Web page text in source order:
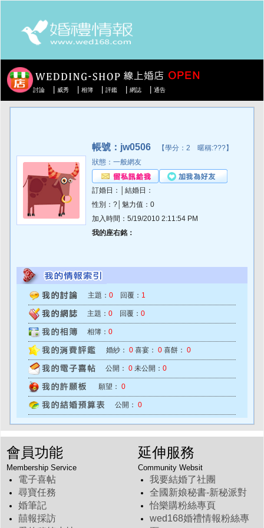
討論 威秀 相簿 評鑑 網誌 通告
帳號：jw0506 【學分：2 暱稱:???】
狀態：一般網友
訂婚日：│結婚日：
性別：?│魅力值：0
加入時間：5/19/2010 2:11:54 PM
我的座右銘：
主題： 0 回覆： 1
主題： 0 回覆： 0
相簿： 0
婚紗： 0 喜宴： 0 喜餅： 0
公開： 0 未公開： 0
願望： 0
公開： 0
會員功能
Membership Service
電子喜帖
尋寶任務
婚筆記
囍報採訪
延伸服務
Community Websit
我要結婚了社團
全國新娘秘書-新秘派對
怡樂購粉絲專頁
wed168婚禮情報粉絲專